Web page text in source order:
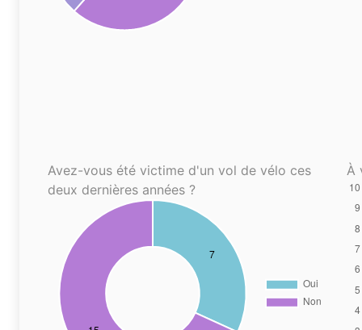
Avez-vous été victime d'un vol de vélo ces
deux dernières années ?
À